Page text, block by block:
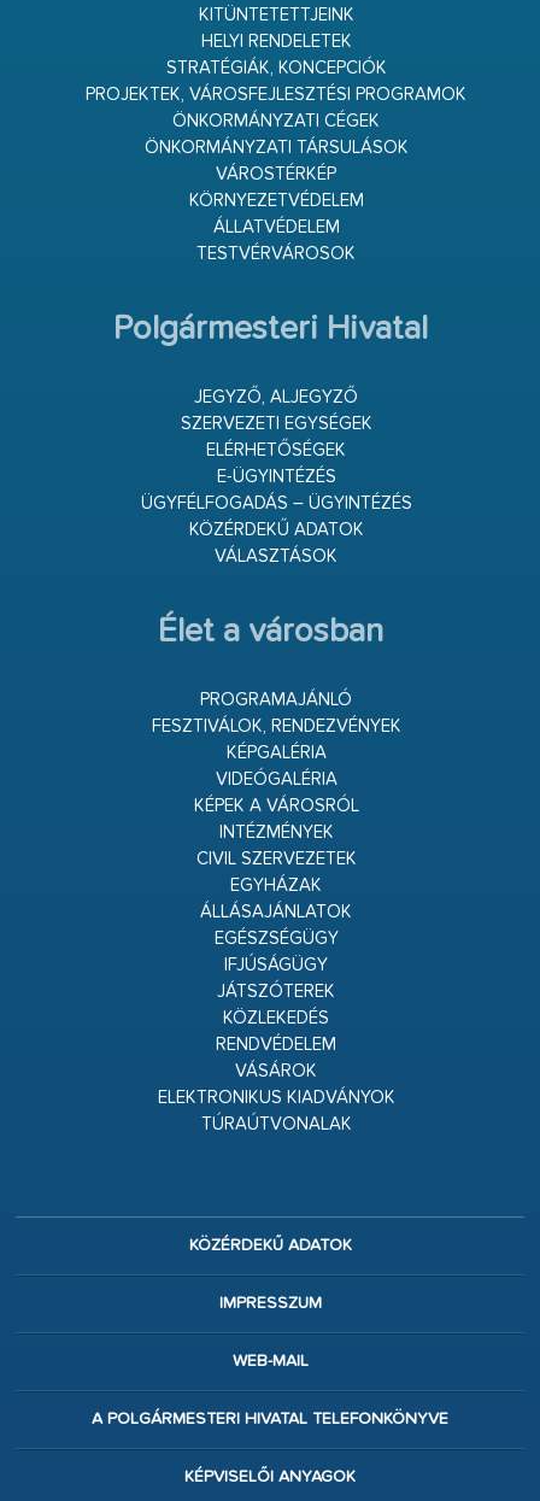
KITÜNTETETTJEINK
HELYI RENDELETEK
STRATÉGIÁK, KONCEPCIÓK
PROJEKTEK, VÁROSFEJLESZTÉSI PROGRAMOK
ÖNKORMÁNYZATI CÉGEK
ÖNKORMÁNYZATI TÁRSULÁSOK
VÁROSTÉRKÉP
KÖRNYEZETVÉDELEM
ÁLLATVÉDELEM
TESTVÉRVÁROSOK
Polgármesteri Hivatal
JEGYZŐ, ALJEGYZŐ
SZERVEZETI EGYSÉGEK
ELÉRHETŐSÉGEK
E-ÜGYINTÉZÉS
ÜGYFÉLFOGADÁS – ÜGYINTÉZÉS
KÖZÉRDEKŰ ADATOK
VÁLASZTÁSOK
Élet a városban
PROGRAMAJÁNLÓ
FESZTIVÁLOK, RENDEZVÉNYEK
KÉPGALÉRIA
VIDEÓGALÉRIA
KÉPEK A VÁROSRÓL
INTÉZMÉNYEK
CIVIL SZERVEZETEK
EGYHÁZAK
ÁLLÁSAJÁNLATOK
EGÉSZSÉGÜGY
IFJÚSÁGÜGY
JÁTSZÓTEREK
KÖZLEKEDÉS
RENDVÉDELEM
VÁSÁROK
ELEKTRONIKUS KIADVÁNYOK
TÚRAÚTVONALAK
KÖZÉRDEKŰ ADATOK
IMPRESSZUM
WEB-MAIL
A POLGÁRMESTERI HIVATAL TELEFONKÖNYVE
KÉPVISELŐI ANYAGOK